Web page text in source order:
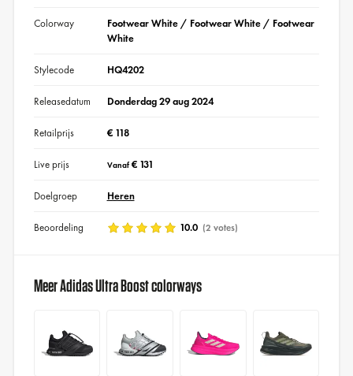
Colorway
Footwear White / Footwear White / Footwear
White
Stylecode HQ4202
Releasedatum Donderdag 29 aug 2024
Retailprijs € 118
Live prijs Vanaf€ 131
Doelgroep Heren
Beoordeling 10.0 (2 votes)
Meer Adidas Ultra Boost colorways